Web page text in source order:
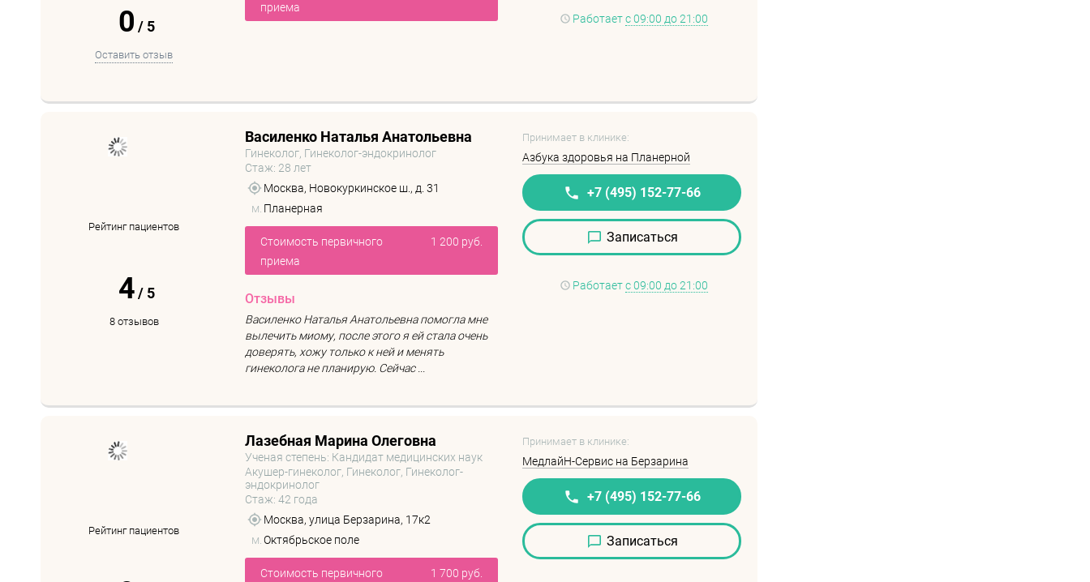
0 / 5
Оставить отзыв
приема
Работаетс 09:00 до 21:00
Рейтинг пациентов
4 / 5
8 отзывов
Василенко Наталья Анатольевна
Гинеколог, Гинеколог-эндокринолог
Стаж: 28 лет
Москва, Новокуркинское ш., д. 31
м. Планерная
Стоимость первичного
приема
1 200 руб.
Отзывы
Василенко Наталья Анатольевна помогла мне
вылечить миому, после этого я ей стала очень
доверять, хожу только к ней и менять
гинеколога не планирую. Сейчас ...
Принимает в клинике:
Азбука здоровья на Планерной
+7 (495) 152-77-66
Записаться
Работаетс 09:00 до 21:00
Рейтинг пациентов
Лазебная Марина Олеговна
Ученая степень: Кандидат медицинских наук
Акушер-гинеколог, Гинеколог, Гинеколог-
эндокринолог
Стаж: 42 года
Москва, улица Берзарина, 17к2
м. Октябрьское поле
Стоимость первичного 1 700 руб.
Принимает в клинике:
МедлайН-Сервис на Берзарина
+7 (495) 152-77-66
Записаться